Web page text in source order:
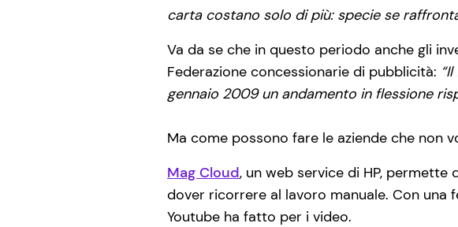
carta costano solo di più: specie se
Va da se che in questo periodo anche gli
Federazione concessionarie di pubblicità:
gennaio 2009 un andamento in flessione
Ma come possono fare le aziende che non
Mag Cloud, un web service di HP,
dover ricorrere al lavoro manuale. Con una
Youtube ha fatto per i video.